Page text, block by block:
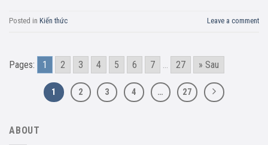
Posted in Kiến thức Leave a comment
Pages: 1 2 3 4 5 6 7 27 » Sau
1 2 3 4 … 27
ABOUT